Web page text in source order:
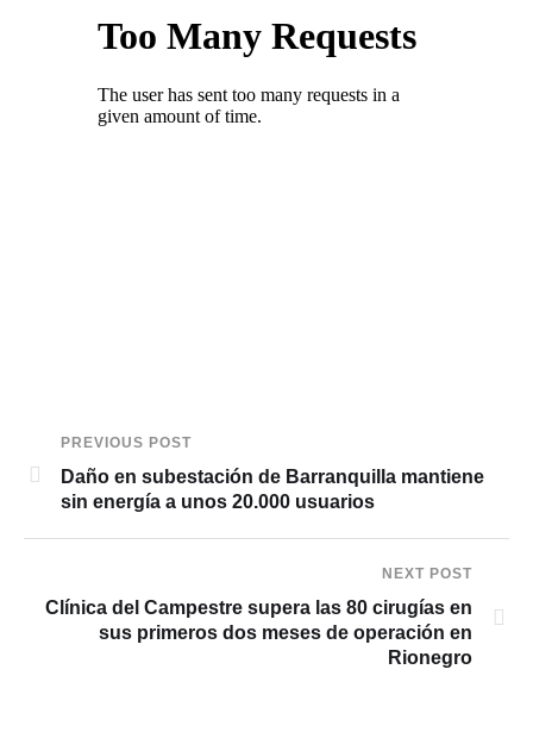
PREVIOUS POST
Daño en subestación de Barranquilla mantiene
sin energía a unos 20.000 usuarios
NEXT POST
Clínica del Campestre supera las 80 cirugías en
sus primeros dos meses de operación en
Rionegro